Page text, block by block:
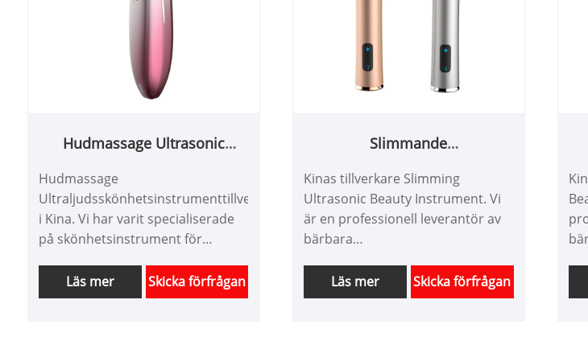
Hudmassage Ultrasonic
Hudmassage
Ultraljudsskönhetsinstrumenttillverkare
i Kina. Vi har varit specialiserade
på skönhetsinstrument för
år. Vi kan skräddarsy produkter
enligt krav och har en bra
Läs mer Skicka förfrågan
Slimmande
Kinas tillverkare Slimming
Ultrasonic Beauty Instrument. Vi
är en professionell leverantör av
bärbara
Kina över 10 år. Vi erbjuder
skräddarsydd design av
Läs mer Skicka förfrågan